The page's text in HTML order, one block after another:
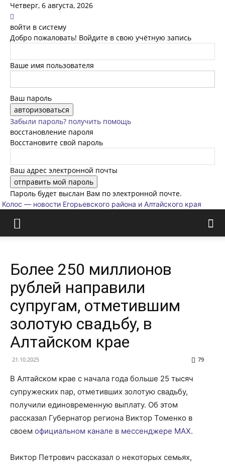
Четверг, 6 августа, 2026
войти в систему
Добро пожаловать! Войдите в свою учётную запись
Ваше имя пользователя
Ваш пароль
Забыли пароль? получить помощь
восстановление пароля
Восстановите свой пароль
Ваш адрес электронной почты
Пароль будет выслан Вам по электронной почте.
Колос — новости Егорьевского района и Алтайского края
Более 250 миллионов
рублей направили
супругам, отметившим
золотую свадьбу, в
Алтайском крае
21.10.2025 79
В Алтайском крае с начала года больше 25 тысяч
супружеских пар, отметивших золотую свадьбу,
получили единовременную выплату. Об этом
рассказал Губернатор региона Виктор Томенко в
своем официальном канале в мессенджере MAX.
Виктор Петрович рассказал о некоторых семьях,